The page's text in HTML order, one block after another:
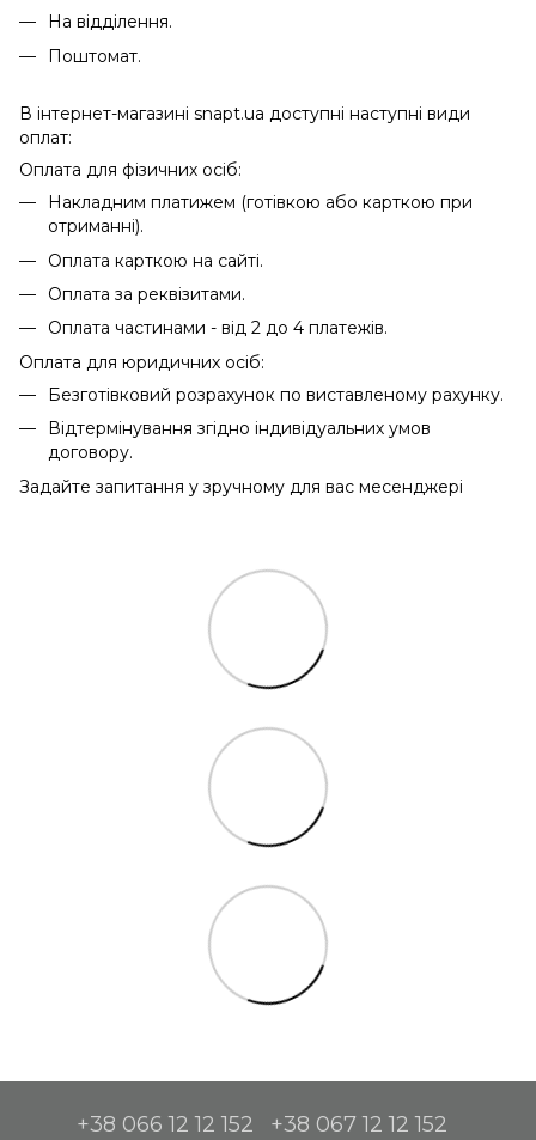
На відділення.
Поштомат.
В інтернет-магазині snapt.ua доступні наступні види
оплат:
Оплата для фізичних осіб:
Накладним платижем (готівкою або карткою при
отриманні).
Оплата карткою на сайті.
Оплата за реквізитами.
Оплата частинами - від 2 до 4 платежів.
Оплата для юридичних осіб:
Безготівковий розрахунок по виставленому рахунку.
Відтермінування згідно індивідуальних умов
договору.
Задайте запитання у зручному для вас месенджері
+38 066 12 12 152 +38 067 12 12 152